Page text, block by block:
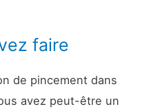
faire
de pincement dans
avez peut-être un